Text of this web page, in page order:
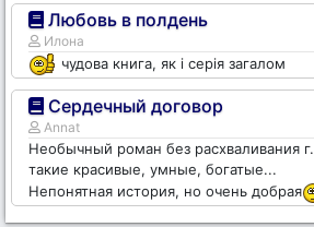
Любовь в полдень
Илона
чудова книга, як і серія загалом
Сердечный договор
Annat
Необычный роман без расхваливания
такие красивые, умные, богатые...
Непонятная история, но очень добрая